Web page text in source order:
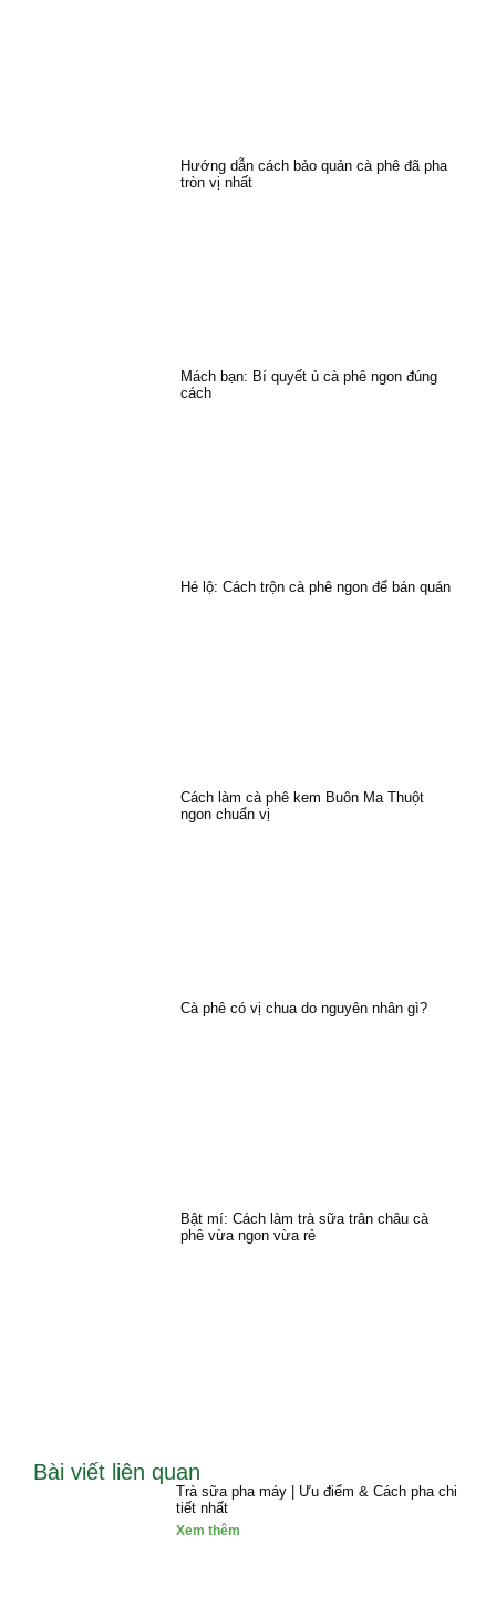
Hướng dẫn cách bảo quản cà phê đã pha
tròn vị nhất
Mách bạn: Bí quyết ủ cà phê ngon đúng
cách
Hé lộ: Cách trộn cà phê ngon để bán quán
Cách làm cà phê kem Buôn Ma Thuột
ngon chuẩn vị
Cà phê có vị chua do nguyên nhân gì?
Bật mí: Cách làm trà sữa trân châu cà
phê vừa ngon vừa rẻ
Bài viết liên quan
Trà sữa pha máy | Ưu điểm & Cách pha chi
tiết nhất
Xem thêm